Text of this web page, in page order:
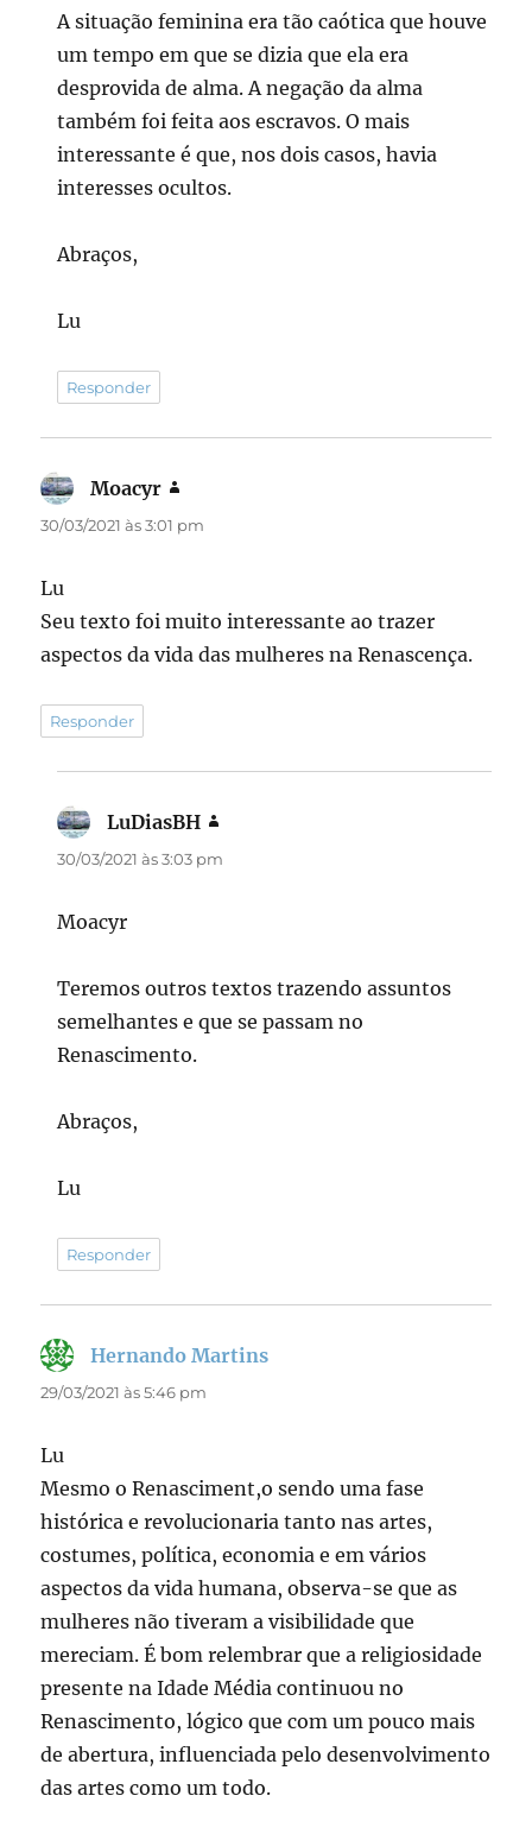
A situação feminina era tão caótica que houve
um tempo em que se dizia que ela era
desprovida de alma. A negação da alma
também foi feita aos escravos. O mais
interessante é que, nos dois casos, havia
interesses ocultos.
Abraços,
Lu
Responder
Moacyr
30/03/2021 às 3:01 pm
Lu
Seu texto foi muito interessante ao trazer
aspectos da vida das mulheres na Renascença.
Responder
LuDiasBH
30/03/2021 às 3:03 pm
Moacyr
Teremos outros textos trazendo assuntos
semelhantes e que se passam no
Renascimento.
Abraços,
Lu
Responder
Hernando Martins
29/03/2021 às 5:46 pm
Lu
Mesmo o Renasciment,o sendo uma fase
histórica e revolucionaria tanto nas artes,
costumes, política, economia e em vários
aspectos da vida humana, observa-se que as
mulheres não tiveram a visibilidade que
mereciam. É bom relembrar que a religiosidade
presente na Idade Média continuou no
Renascimento, lógico que com um pouco mais
de abertura, influenciada pelo desenvolvimento
das artes como um todo.